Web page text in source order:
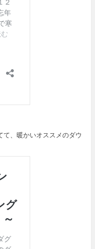
、暖かいオススメのダウ